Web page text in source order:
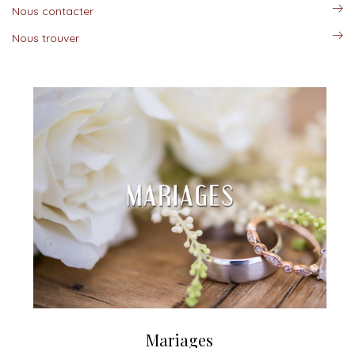
Nous contacter
Nous trouver
Mariages